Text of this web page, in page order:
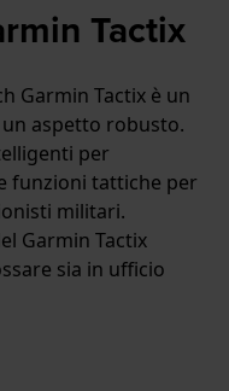
Tactix
Garmin Tactix è un
aspetto robusto.
per
funzioni tattiche per
militari.
Garmin Tactix
sia in ufficio